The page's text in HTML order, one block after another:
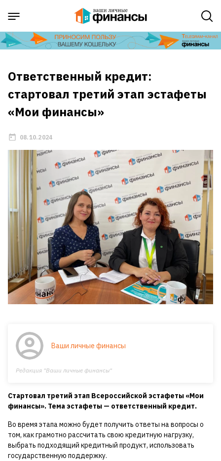
Ответственный кредит:
стартовал третий этап эстафеты
«Мои финансы»
08.10.2024
Ваши личные финансы
Редакция "Ваши личные финансы"
Стартовал третий этап Всероссийской эстафеты «Мои
финансы». Тема эстафеты — ответственный кредит.
Во время этапа можно будет получить ответы на вопросы о
том, как грамотно рассчитать свою кредитную нагрузку,
выбрать подходящий кредитный продукт, использовать
государственную поддержку.